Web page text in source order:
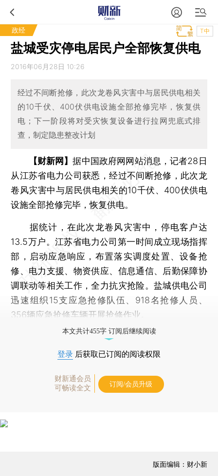
政经 T中
盐城受灾停电居民户全部恢复供电
2016年06月28日 10:26
经过不间断抢修，此次龙卷风灾害中与居民供电相关
的10千伏、400伏供电设施全部抢修完毕，恢复供
电；下一阶段将对受灾恢复设备进行拉网兜底式排
查，制定隐患整改计划
【财新网】据中国政府网网站消息，记者28日
从江苏省电力公司获悉，经过不间断抢修，此次龙
卷风灾害中与居民供电相关的10千伏、400伏供电
设施全部抢修完毕，恢复供电。
据统计，在此次龙卷风灾害中，停电客户达
13.5万户。江苏省电力公司第一时间成立现场指挥
部，启动应急响应，布置落实调度处置、设备抢
修、电力支援、物资供应、信息通信、后勤保障协
调联动等相关工作，全力抗灾抢险。盐城供电公司
迅速组织15支应急抢修队伍、918名抢修人员、
356辆应急抢修车辆开展抢修作业。
本文共计455字 订阅后继续阅读
登录 后获取已订阅的阅读权限
财新通会员
可畅读全文
订阅/会员升级
版面编辑：财小新